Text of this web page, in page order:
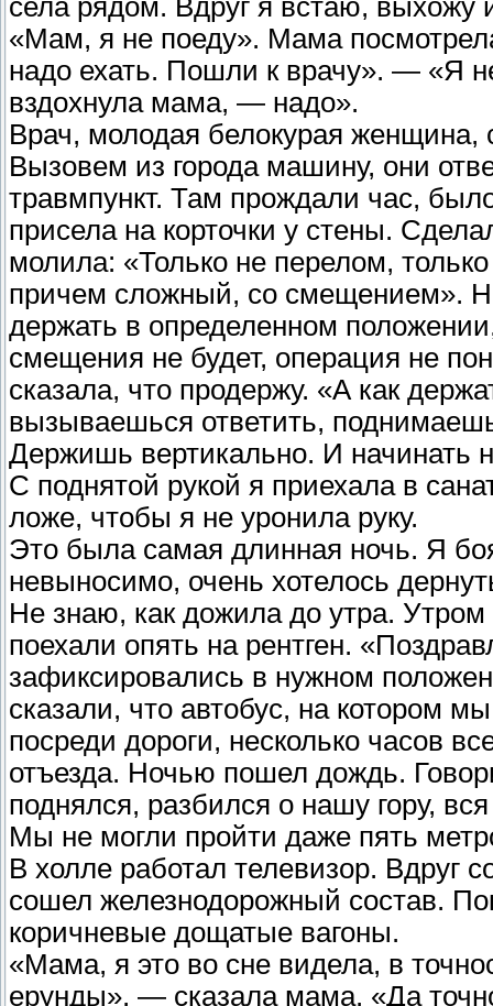
села рядом. Вдруг я встаю,
«Мам, я не поеду». Мама
надо ехать. Пошли к врачу». — «Я
вздохнула мама, — надо».
Врач, молодая белокурая женщина,
Вызовем из города машину, они
травмпункт. Там прождали час,
присела на корточки у стены.
молила: «Только не перелом,
причем сложный, со смещением».
держать в определенном
смещения не будет, операция не
сказала, что продержу. «А как
вызываешься ответить,
Держишь вертикально. И начинать
С поднятой рукой я приехала в
ложе, чтобы я не уронила руку.
Это была самая длинная ночь. Я
невыносимо, очень хотелось
Не знаю, как дожила до утра.
поехали опять на рентген.
зафиксировались в нужном
сказали, что автобус, на котором
посреди дороги, несколько часов
отъезда. Ночью пошел дождь.
поднялся, разбился о нашу гору,
Мы не могли пройти даже пять
В холле работал телевизор. Вдруг
сошел железнодорожный состав.
коричневые дощатые вагоны.
«Мама, я это во сне видела, в
ерунды», — сказала мама. «Да